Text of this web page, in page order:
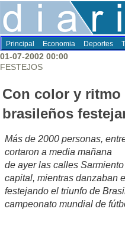
Principal Economia Deportes
01-07-2002 00:00
FESTEJOS
Con color y
brasileños
Más de 2000 personas,
cortaron a media mañana
de ayer las calles
capital, mientras danzaban
festejando el triunfo de
campeonato mundial de